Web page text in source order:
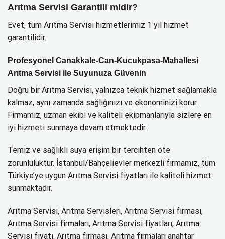
Arıtma Servisi Garantili midir?
Evet, tüm Arıtma Servisi hizmetlerimiz 1 yıl hizmet
garantilidir.
Profesyonel Canakkale-Can-Kucukpasa-Mahallesi
Arıtma Servisi ile Suyunuza Güvenin
Doğru bir Arıtma Servisi, yalnızca teknik hizmet sağlamakla
kalmaz, aynı zamanda sağlığınızı ve ekonominizi korur.
Firmamız, uzman ekibi ve kaliteli ekipmanlarıyla sizlere en
iyi hizmeti sunmaya devam etmektedir.
Temiz ve sağlıklı suya erişim bir tercihten öte
zorunluluktur. İstanbul/Bahçelievler merkezli firmamız, tüm
Türkiye’ye uygun Arıtma Servisi fiyatları ile kaliteli hizmet
sunmaktadır.
Arıtma Servisi, Arıtma Servisleri, Arıtma Servisi firması,
Arıtma Servisi firmaları, Arıtma Servisi fiyatları, Arıtma
Servisi fiyatı, Arıtma firması, Arıtma firmaları anahtar